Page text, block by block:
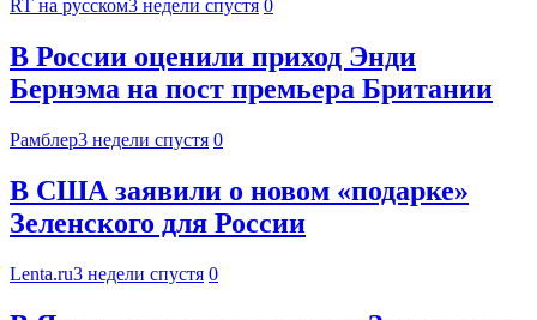
RT на русском3 недели спустя 0
В России оценили приход Энди
Бернэма на пост премьера Британии
Рамблер3 недели спустя 0
В США заявили о новом «подарке»
Зеленского для России
Lenta.ru3 недели спустя 0